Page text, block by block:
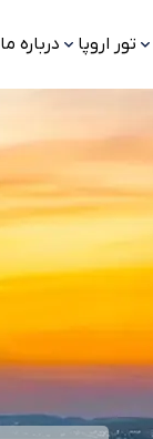
تور اروپا درباره ما